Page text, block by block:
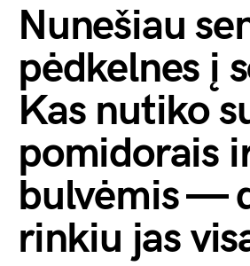
Nunešiau
pėdkelnes į
Kas nutiko
pomidorais
bulvėmis —
rinkiu jas